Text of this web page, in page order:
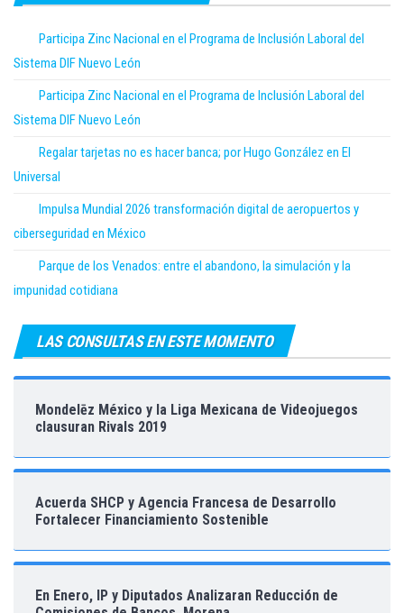
Participa Zinc Nacional en el Programa de Inclusión Laboral del
Sistema DIF Nuevo León
Participa Zinc Nacional en el Programa de Inclusión Laboral del
Sistema DIF Nuevo León
Regalar tarjetas no es hacer banca; por Hugo González en El
Universal
Impulsa Mundial 2026 transformación digital de aeropuertos y
ciberseguridad en México
Parque de los Venados: entre el abandono, la simulación y la
impunidad cotidiana
LAS CONSULTAS EN ESTE MOMENTO
Mondelēz México y la Liga Mexicana de Videojuegos
clausuran Rivals 2019
Acuerda SHCP y Agencia Francesa de Desarrollo
Fortalecer Financiamiento Sostenible
En Enero, IP y Diputados Analizaran Reducción de